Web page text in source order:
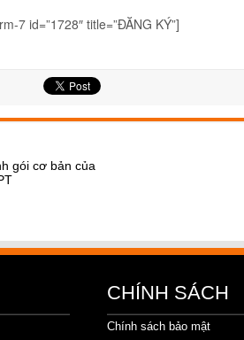
7 id=”1728″ title=”ĐĂNG KÝ”]
gói cơ bản của
CHÍNH SÁCH
Chính sách bảo mật